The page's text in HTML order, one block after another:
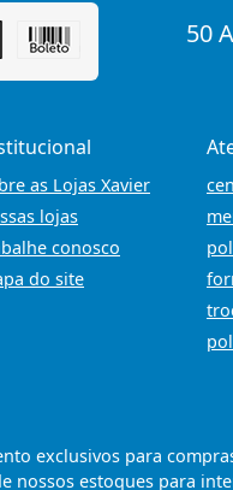
50
as Lojas Xavier
lojas
conosco
do site
exclusivos para
nossos estoques para